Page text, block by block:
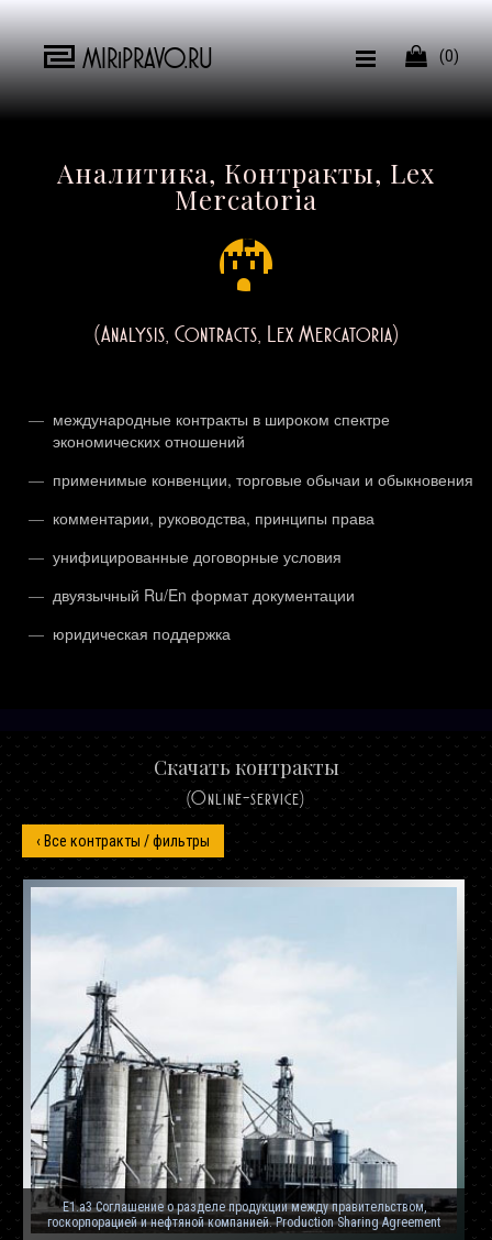
MIRiPRAVO.RU  (0)
Аналитика, Контракты, Lex
Mercatoria
(Analysis, Contracts, Lex Mercatoria)
международные контракты в широком спектре
экономических отношений
применимые конвенции, торговые обычаи и обыкновения
комментарии, руководства, принципы права
унифицированные договорные условия
двуязычный Ru/En формат документации
юридическая поддержка
Скачать контракты
(Online-service)
E1.a3 Соглашение о разделе продукции между правительством,
госкорпорацией и нефтяной компанией. Production Sharing Agreement